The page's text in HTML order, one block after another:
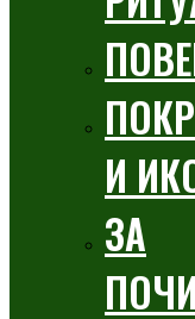
И
ЗА